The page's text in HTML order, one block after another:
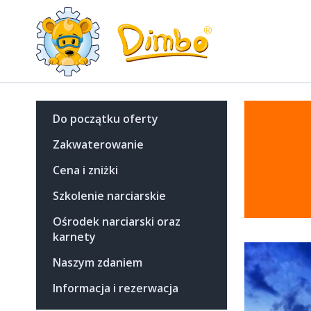
Do początku oferty
Zakwaterowanie
Cena i zniżki
Szkolenie narciarskie
Ośrodek narciarski oraz
karnety
Naszym zdaniem
Informacja i rezerwacja